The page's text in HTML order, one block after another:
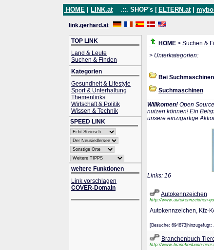
HOME LINK.at .::. SHOP's [ ELTERN.at
link.gerhard.at
TOP LINK
Land & Leute
Suchen & Finden
Kategorien
Gesundheit & Lifestyle
Sport & Unterhaltung
Themenlinks
Wirtschaft & Politik
Wissen & Technik
SPEED LINK
weitere Funktionen
Link vorschlagen
COVER-Domain
HOME > Suchen &
> Unterkategorien:
Bei
Suchmaschinen
Willkomen! Open
nutzen können! Ein
unsere einzigartige
Links: 16
Autokennzeichen
http://www.autokennzeichen-
Autokennzeichen, Kfz-
[Besuche:
Branchenbuch
http://www.branchenbuch-